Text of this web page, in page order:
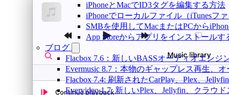
iPhoneとMacでID3タグを編集する方法
iPhoneでローカルファイル（iTunesフ
SMBを使用してMacまたはPCから
App Storeからアプリをインストール
ブログ
Flacbox 7.6：新しいBASSオーディオエン
Evermusic 8.7：本物のギャップレス再生、
Flacbox 7.4: 刷新されたCarPlay、Plex、
Evervideo 1.7: 新しいPlex、Jellyfin、クラウ